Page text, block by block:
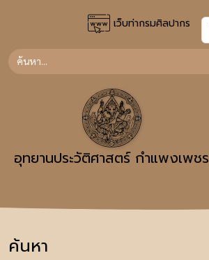
เว็บท่ากรมศิลปากร
อุทยานประวัติศาสตร์ กำแพงเพชร
ค้นหา